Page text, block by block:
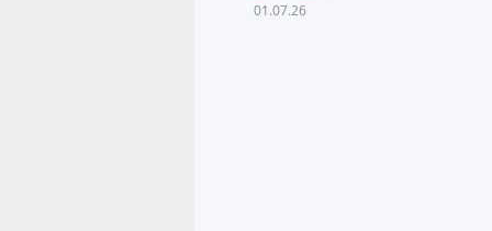
01.07.26